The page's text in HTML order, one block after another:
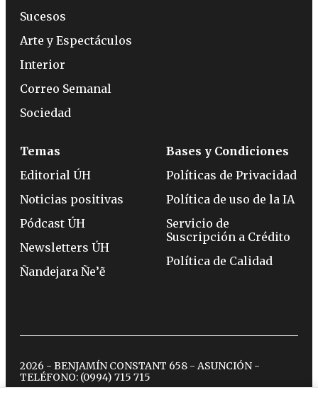
Sucesos
Arte y Espectáculos
Interior
Correo Semanal
Sociedad
Temas
Editorial ÚH
Noticias positivas
Pódcast ÚH
Newsletters ÚH
Ñandejara Ñe’ẽ
Bases y Condiciones
Políticas de Privacidad
Política de uso de la IA
Servicio de
Suscripción a Crédito
Política de Calidad
2026 - BENJAMÍN CONSTANT 658 - ASUNCIÓN -
TELÉFONO: (0994) 715 715